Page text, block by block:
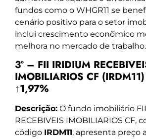
fundos como o WHGR11 se
cenário positivo para o setor
inclui crescimento econômico
melhora no mercado de trabalho.
3º – FII IRIDIUM
IMOBILIARIOS CF
↑1,97%
Descrição: O fundo imobiliário
RECEBIVEIS IMOBILIARIOS CF,
código IRDM11, apresenta preço